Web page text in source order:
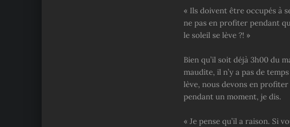
« Ils doivent être occupés à
ne pas en profiter pendant
le soleil se lève ?! »
Bien qu’il soit déjà 3h00 du
maudite, il n’y a pas de
lève, nous devons en
pendant un moment, je dis.
« Je pense qu’il a raison. Si